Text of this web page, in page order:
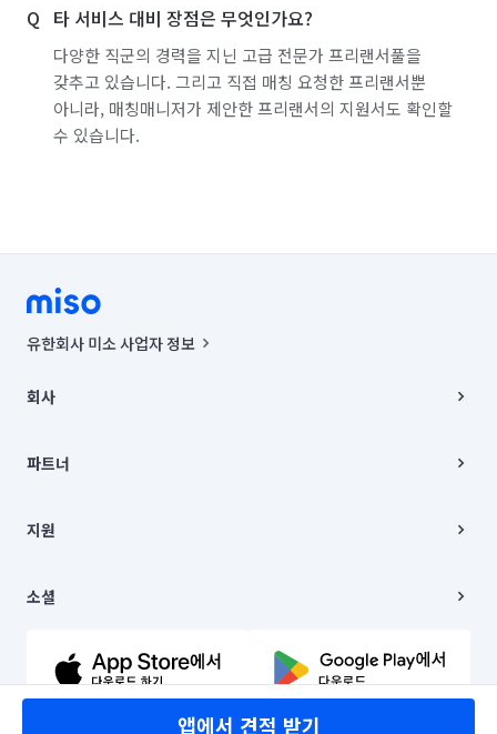
타 서비스 대비 장점은 무엇인가요?
다양한 직군의 경력을 지닌 고급 전문가 프리랜서풀을
갖추고 있습니다. 그리고 직접 매칭 요청한 프리랜서뿐
아니라, 매칭매니저가 제안한 프리랜서의 지원서도 확인할
수 있습니다.
앱에서 견적 받기
유한회사 미소 사업자 정보
00019 |
주소 | 본사: 서울특별시 종로구 율곡로 6(중학동, 트윈트리빌딩) B동 5층
컨택센터 : 서울특별시 종로구 수송동 율곡로 24, 7층, 8층 미소
상품, 상품정보, 거래에 관한 의무와 책임은 거래당사자에게 있습니다.
언론 보도 관련 문의:
© 유한회사 미소. Miso, Inc. All Rights Reserved.
회사
채용
파트너
이사
지원
이용약관
문의하기
소셜
유튜브